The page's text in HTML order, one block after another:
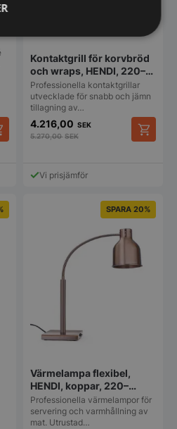
Kontaktgrill för korvbröd
och wraps, HENDI, 220–
240V/1800W,
385x285x(H)254 mm
Professionella kontaktgrillar
utvecklade för snabb och jämn
tillagning av…
4.216,00 SEK
5.270,00SEK
Vi prisjämför
SPARA 20%
Värmelampa flexibel,
HENDI, koppar, 220–
240V/250W,
268x203x(H)660 mm
Professionella värmelampor för
servering och varmhållning av
mat. Utrustad…
Inriktning
Oklassificerade
Inriktning
tillåter
som användarinloggning
kan inte
strikt nödvändiga cookies.